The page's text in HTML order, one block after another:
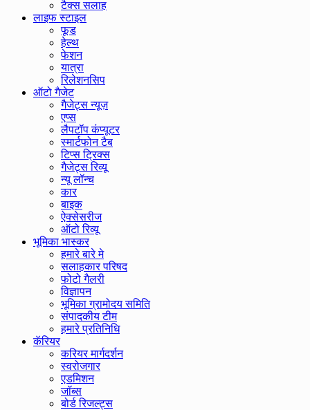
टैक्स सलाह
लाइफ स्टाइल
फूड
हेल्थ
फेशन
यात्रा
रिलेशनसिप
ऑटो गैजेट
गैजेट्स न्यूज़
एप्स
लैपटॉप कंप्यूटर
स्मार्टफोन टैब
टिप्स ट्रिक्स
गैजेट्स रिव्यू
न्यू लॉन्च
कार
बाइक
ऐक्सेसरीज
ऑटो रिव्यू
भूमिका भास्कर
हमारे बारे मे
सलाहकार परिषद
फोटो गैलरी
विज्ञापन
भूमिका ग्रामोदय समिति
संपादकीय टीम
हमारे प्रतिनिधि
कॅरियर
करियर मार्गदर्शन
स्वरोजगार
एडमिशन
जॉब्स
बोर्ड रिजल्ट्स